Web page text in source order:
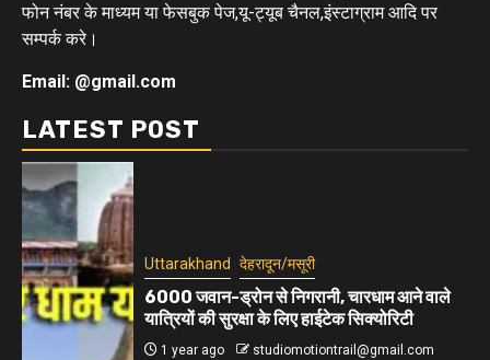
फोन नंबर के माध्यम या फेसबुक पेज,यू-ट्यूब चैनल,इंस्टाग्राम आदि पर
सम्पर्क करे।
Email: @gmail.com
LATEST POST
Uttarakhand देहरादून/मसूरी
6000 जवान-ड्रोन से निगरानी, चारधाम आने वाले
यात्रियों की सुरक्षा के लिए हाईटेक सिक्योरिटी
1 year ago studiomotiontrail@gmail.com